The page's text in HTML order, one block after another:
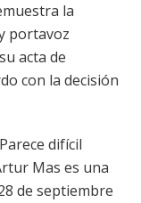
la
portavoz
acta de
con la decisión
difícil
Mas es una
de septiembre